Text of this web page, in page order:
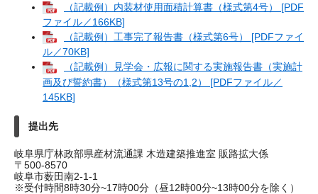
（記載例）内装材使用面積計算書（様式第4号） [PDF
ファイル／166KB]
（記載例）工事完了報告書（様式第6号） [PDFファイ
ル／70KB]
（記載例）見学会・広報に関する実施報告書（実施計
画及び誓約書）（様式第13号の1,2） [PDFファイル／
145KB]
提出先
岐阜県庁林政部県産材流通課 木造建築推進室 販路拡大係
〒500-8570
岐阜市薮田南2‐1-1
※受付時間8時30分~17時00分（昼12時00分~13時00分を除く）